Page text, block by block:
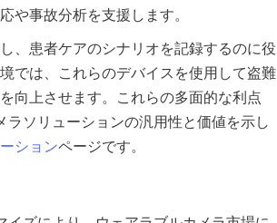
、患者ケアのシナリオを記録するのに役
では、これらのデバイスを使用して盗難
向上させます。これらの多面的な利点
ソリューションの汎用性と価値を示し
ション